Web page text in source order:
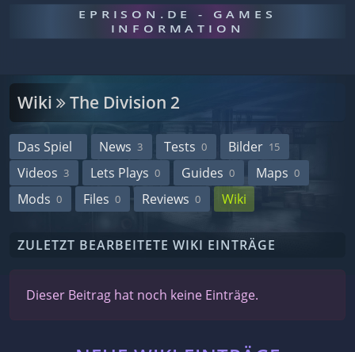
EPRISON.DE - GAMES
INFORMATION
Wiki The Division 2
Das Spiel News 3 Tests 0 Bilder 15
Videos 3 Lets Plays 0 Guides 0 Maps 0
Mods 0 Files 0 Reviews 0 Wiki
ZULETZT BEARBEITETE WIKI EINTRÄGE
Dieser Beitrag hat noch keine Einträge.